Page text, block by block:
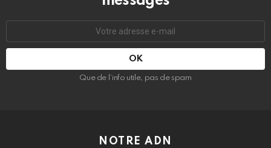
mail
Que de l’info utile, pas de spam
NOTRE ADN